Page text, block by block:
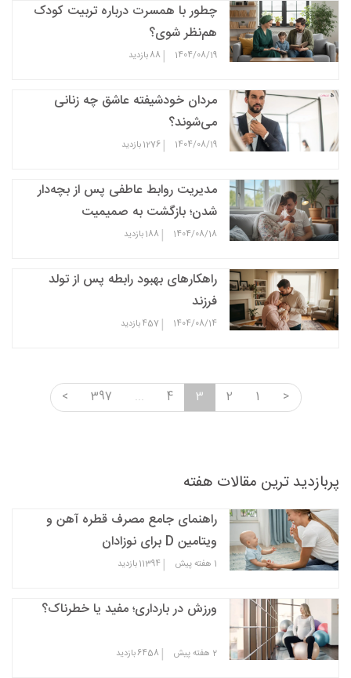
چطور با همسرت درباره تربیت کودک
هم‌نظر شوی؟
1404/08/19
|
88بازدید
مردان خودشیفته عاشق چه زنانی
می‌شوند؟
1404/08/19
|
1276بازدید
مدیریت روابط عاطفی پس از بچه‌دار
شدن؛ بازگشت به صمیمیت
1404/08/18
|
188بازدید
راهکارهای بهبود رابطه پس از تولد
فرزند
1404/08/14
|
457بازدید
>
1
2
3
4
...
397
<
پربازدید ترین مقالات هفته
راهنمای جامع مصرف قطره آهن و
ویتامین D برای نوزادان
1 هفته پیش |
11394بازدید
ورزش در بارداری؛ مفید یا خطرناک؟
2 هفته پیش |
6458بازدید